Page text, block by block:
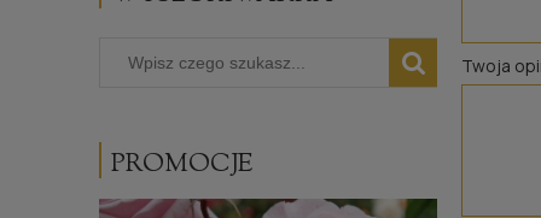
PROMOCJE
Twoja